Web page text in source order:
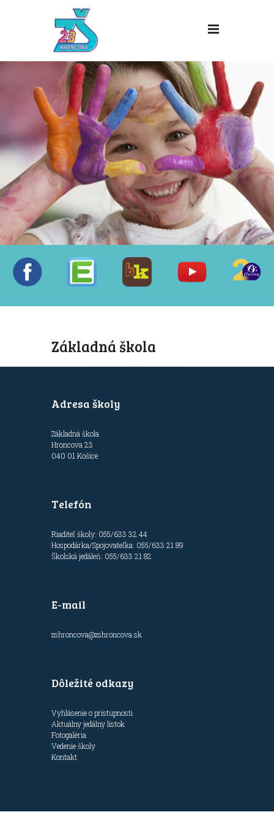
Základná škola
Adresa školy
Základná škola
Hroncova 23
040 01 Košice
Telefón
Riaditeľ školy: 055/633 32 44
Hospodárka/Spojovateľka: 055/633 21 89
Školská jedáleň: 055/633 21 82
E-mail
zshroncova@zshroncova.sk
Dôležité odkazy
Vyhlásenie o prístupnosti
Aktuálny jedálny lístok
Fotogaléria
Vedenie školy
Kontakt